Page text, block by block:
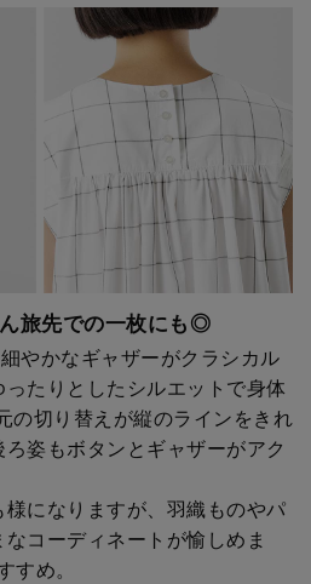
旅先での一枚にも◎
やかなギャザーがクラシカル
たりとしたシルエットで身体
の切り替えが縦のラインをきれ
姿もボタンとギャザーがアク
になりますが、羽織ものやパ
コーディネートが愉しめま
すめ。